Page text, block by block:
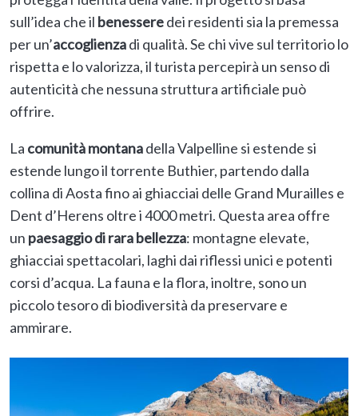
sull’idea che il benesseredei residenti sia la premessa
per un’accoglienzadi qualità. Se chi vive sul territorio lo
rispetta e lo valorizza, il turista percepirà un senso di
autenticità che nessuna struttura artificiale può
offrire.
La comunità montanadella Valpelline si estende si
estende lungo il torrente Buthier, partendo dalla
collina di Aosta fino ai ghiacciai delle Grand Murailles e
Dent d’Herens oltre i 4000 metri. Questa area offre
un paesaggio di rara bellezza: montagne elevate,
ghiacciai spettacolari, laghi dai riflessi unici e potenti
corsi d’acqua. La fauna e la flora, inoltre, sono un
piccolo tesoro di biodiversità da preservare e
ammirare.